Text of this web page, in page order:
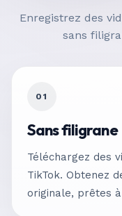
Enregistrez des
sans
01
Sans filigrane
Téléchargez des
TikTok. Obtenez
originale, prêtes